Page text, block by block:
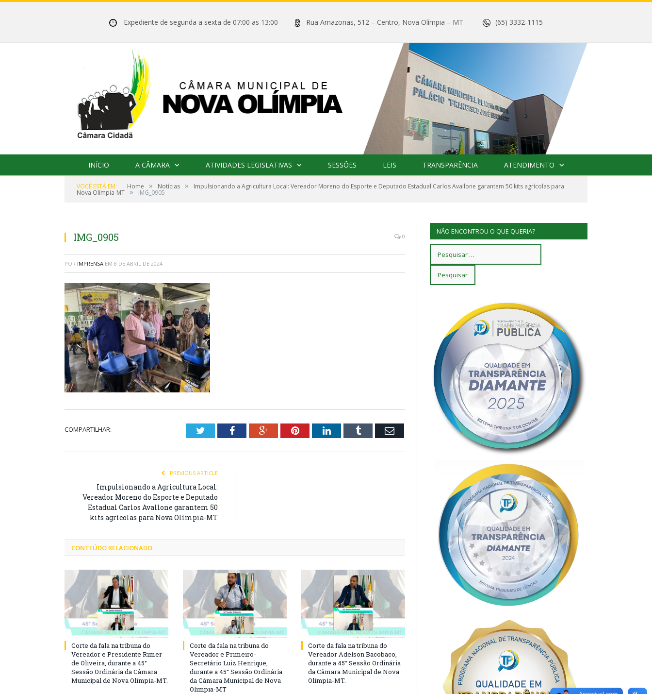
Expediente de segunda a sexta de 07:00 as 13:00 Rua Amazonas, 512 – Centro, Nova Olímpia – MT (65) 3332-1115
INÍCIO A CÂMARA ATIVIDADES LEGISLATIVAS SESSÕES LEIS TRANSPARÊNCIA ATENDIMENTO
VOCÊ ESTÁ EM: Home » Notícias » Impulsionando a Agricultura Local: Vereador Moreno do Esporte e Deputado Estadual Carlos Avallone garantem 50 kits agrícolas para
Nova Olímpia-MT » IMG_0905
IMG_0905 0
POR IMPRENSA EM 8 DE ABRIL DE 2024
COMPARTILHAR: TwitterFacebookGoogle+PinterestLinkedInTumblr Email
PREVIOUS ARTICLE
Impulsionando a Agricultura Local:
Vereador Moreno do Esporte e Deputado
Estadual Carlos Avallone garantem 50
kits agrícolas para Nova Olímpia-MT
CONTEÚDO RELACIONADO
Corte da fala na tribuna do
Vereador e Presidente Rimer
de Oliveira, durante a 45°
Sessão Ordinária da Câmara
Municipal de Nova Olimpia-MT.
Corte da fala na tribuna do
Vereador e Primeiro-
Secretário Luiz Henrique,
durante a 45° Sessão Ordinária
da Câmara Municipal de Nova
Olimpia-MT
Corte da fala na tribuna do
Vereador Adelson Bacobaco,
durante a 45° Sessão Ordinária
da Câmara Municipal de Nova
Olimpia-MT.
NÃO ENCONTROU O QUE QUERIA?